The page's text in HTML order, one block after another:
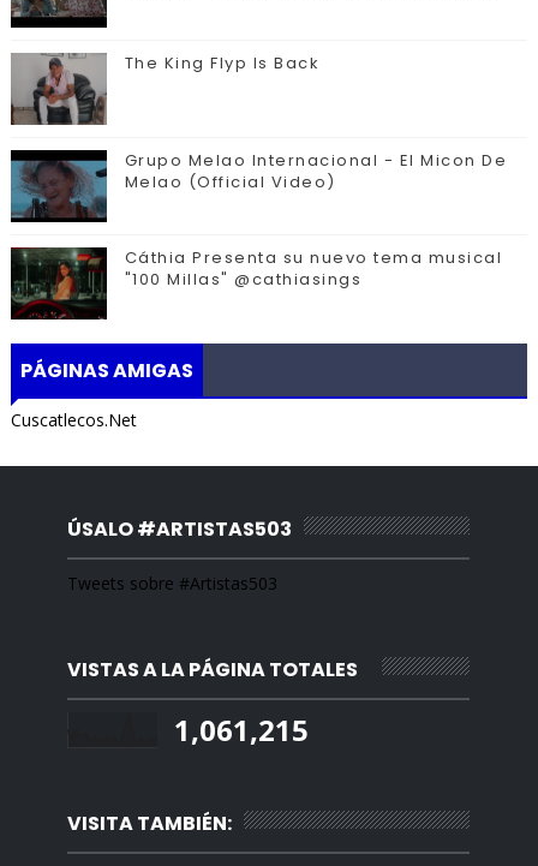
The King Flyp Is Back
Grupo Melao Internacional - El Micon De
Melao (Official Video)
Cáthia Presenta su nuevo tema musical
"100 Millas" @cathiasings
PÁGINAS AMIGAS
Cuscatlecos.Net
ÚSALO #ARTISTAS503
Tweets sobre #Artistas503
VISTAS A LA PÁGINA TOTALES
1,061,215
VISITA TAMBIÉN: